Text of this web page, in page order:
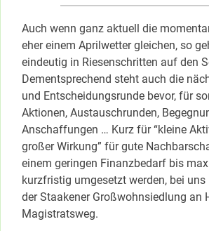
Auch wenn ganz aktuell die
eher einem Aprilwetter gleichen, so
eindeutig in Riesenschritten auf den
Dementsprechend steht auch die
und Entscheidungsrunde bevor, für
Aktionen, Austauschrunden,
Anschaffungen … Kurz für “kleine
großer Wirkung” für gute
einem geringen Finanzbedarf bis
kurzfristig umgesetzt werden, bei uns
der Staakener Großwohnsiedlung an
Magistratsweg.